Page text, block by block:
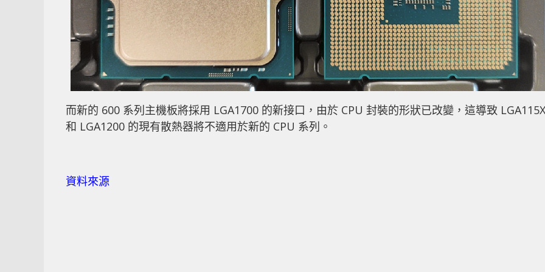
而新的 600 系列主機板將採用 LGA1700 的新接口，由於 CPU 封裝的形狀已改變，這導致 LGA115X
和 LGA1200 的現有散熱器將不適用於新的 CPU 系列。
資料來源